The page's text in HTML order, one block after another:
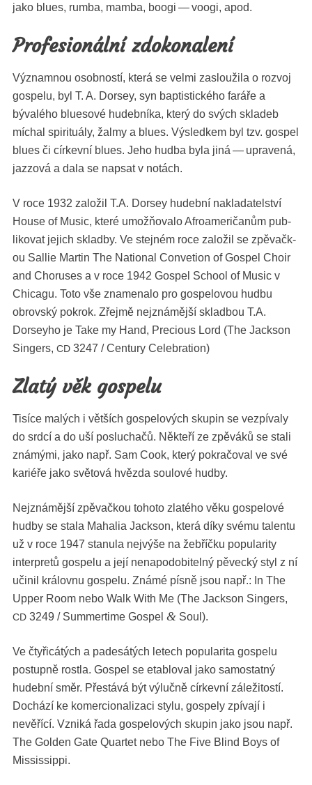
jako blues, rum­ba, mam­ba, boo­gi — voo­gi, apod.
Profesionální zdokonalení
Výz­nam­nou osob­nos­tí, která se vel­mi zaslouži­la o rozvoj
gospelu, byl T. A. Dorsey, syn bap­ti­stick­ého faráře a
bývalého bluesové hudeb­ní­ka, který do svých skladeb
míchal spir­i­tuá­ly, žalmy a blues. Výsled­kem byl tzv. gospel
blues či církevní blues. Jeho hud­ba byla jiná — upravená,
jaz­zová a dala se nap­sat v notách.
V roce 1932 založil T.A. Dorsey hudeb­ní nakla­da­tel­ství
House of Music, které umožňo­va­lo Afroamer­ičanům pub­
liko­vat jejich sklad­by. Ve ste­jném roce založil se zpě­vačk­
ou Sal­lie Mar­tin The Nation­al Con­ve­tion of Gospel Choir
and Cho­rus­es a v roce 1942 Gospel School of Music v
Chicagu. Toto vše zna­me­na­lo pro gospelovou hud­bu
obrovský pokrok. Zře­jmě nejznámější sklad­bou T.A.
Dorsey­ho je Take my Hand, Pre­cious Lord (The Jack­son
Singers, CD3247 / Cen­tu­ry Celebration)
Zlatý věk gospelu
Tisíce malých i větších gospelových skupin se vezpí­valy
do srd­cí a do uší posluchačů. Něk­teří ze zpěváků se stali
známý­mi, jako např. Sam Cook, který pokračo­val ve své
kar­iéře jako svě­tová hvěz­da soulové hudby.
Nejznámější zpě­vačk­ou toho­to zlatého věku gospelové
hud­by se sta­la Mahalia Jack­son, která díky své­mu tal­en­tu
už v roce 1947 stan­u­la nejvýše na žebříčku pop­u­lar­i­ty
inter­pretů gospelu a její nenapodobitel­ný pěvecký styl z ní
učinil královnu gospelu. Známé pís­ně jsou např.: In The
Upper Room nebo Walk With Me (The Jack­son Singers,
CD3249 / Sum­mer­time Gospel &Soul).
Ve čtyřicátých a padesátých letech pop­u­lari­ta gospelu
pos­tup­ně ros­t­la. Gospel se etablo­val jako samostat­ný
hudeb­ní směr. Přestává být výlučně církevní záleži­tostí.
Dochází ke komer­cional­izaci sty­lu, gospe­ly zpí­va­jí i
nevěřící. Vzniká řada gospelových skupin jako jsou např.
The Gold­en Gate Quar­tet nebo The Five Blind Boys of
Mississippi.